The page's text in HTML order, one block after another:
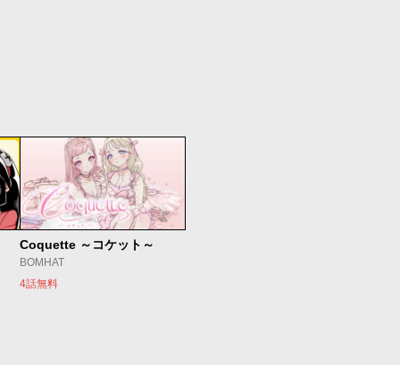
Coquette ～コケット～
BOMHAT
4話無料